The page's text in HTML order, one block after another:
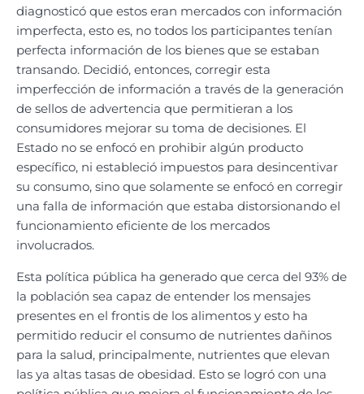
diagnosticó que estos eran mercados con información
imperfecta, esto es, no todos los participantes tenían
perfecta información de los bienes que se estaban
transando. Decidió, entonces, corregir esta
imperfección de información a través de la generación
de sellos de advertencia que permitieran a los
consumidores mejorar su toma de decisiones. El
Estado no se enfocó en prohibir algún producto
específico, ni estableció impuestos para desincentivar
su consumo, sino que solamente se enfocó en corregir
una falla de información que estaba distorsionando el
funcionamiento eficiente de los mercados
involucrados.
Esta política pública ha generado que cerca del 93% de
la población sea capaz de entender los mensajes
presentes en el frontis de los alimentos y esto ha
permitido reducir el consumo de nutrientes dañinos
para la salud, principalmente, nutrientes que elevan
las ya altas tasas de obesidad. Esto se logró con una